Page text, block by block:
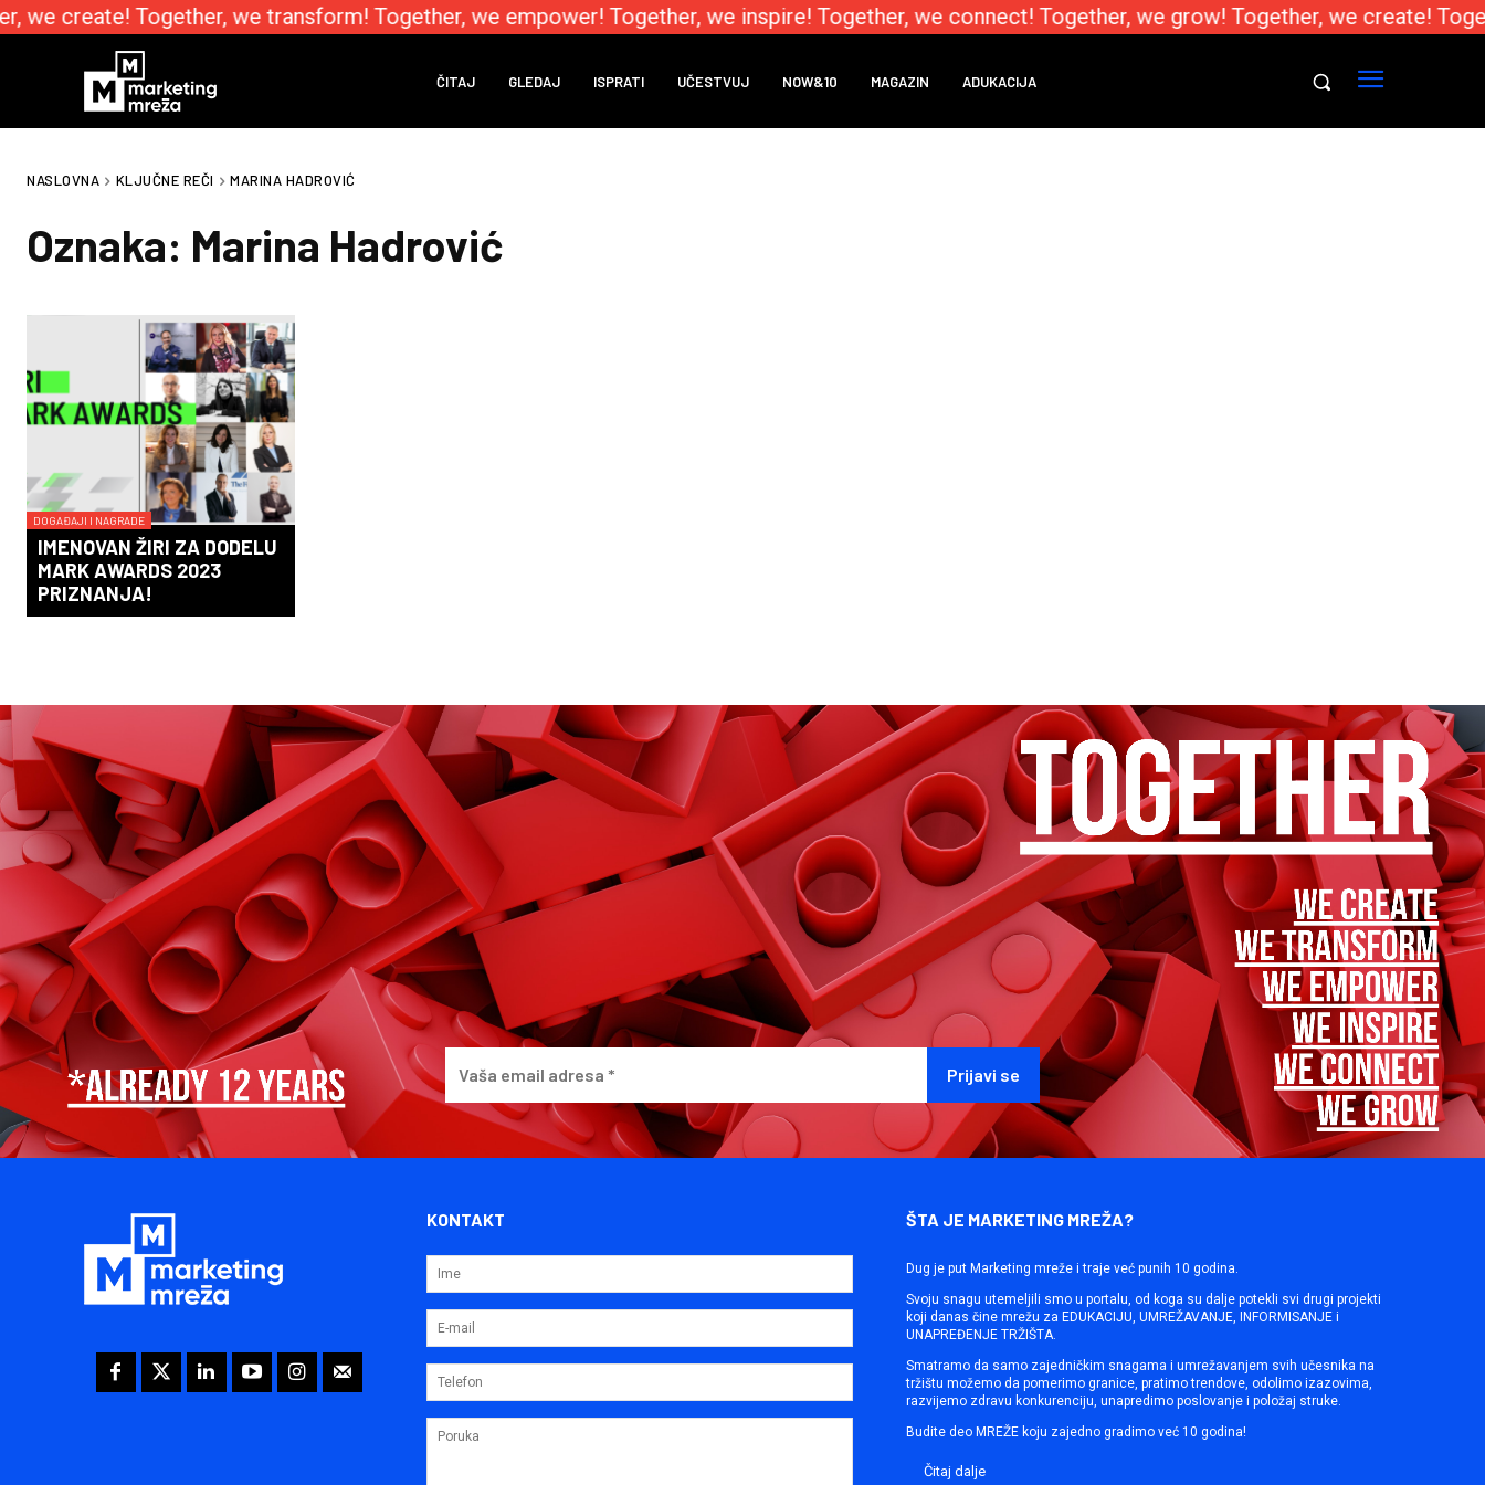
we create! Together, we transform! Together, we empower! Together, we inspire! Together, we connect! Together, we grow! Together, we create!
ČITAJ GLEDAJ ISPRATI UČESTVUJ NOW&10 MAGAZIN ADUKACIJA
NASLOVNA KLJUČNE REČI MARINA HADROVIĆ
Oznaka: Marina Hadrović
DOGAĐAJI I NAGRADE
IMENOVAN ŽIRI ZA DODELU
MARK AWARDS 2023
PRIZNANJA!
KONTAKT ŠTA JE MARKETING MREŽA?
Dug je put Marketing mreže i traje već punih 10 godina.
Svoju snagu utemeljili smo u portalu, od koga su dalje potekli svi drugi projekti
koji danas čine mrežu za EDUKACIJU, UMREŽAVANJE, INFORMISANJE i
UNAPREĐENJE TRŽIŠTA.
Smatramo da samo zajedničkim snagama i umrežavanjem svih učesnika na
tržištu možemo da pomerimo granice, pratimo trendove, odolimo izazovima,
razvijemo zdravu konkurenciju, unapredimo poslovanje i položaj struke.
Budite deo MREŽE koju zajedno gradimo već 10 godina!
Čitaj dalje